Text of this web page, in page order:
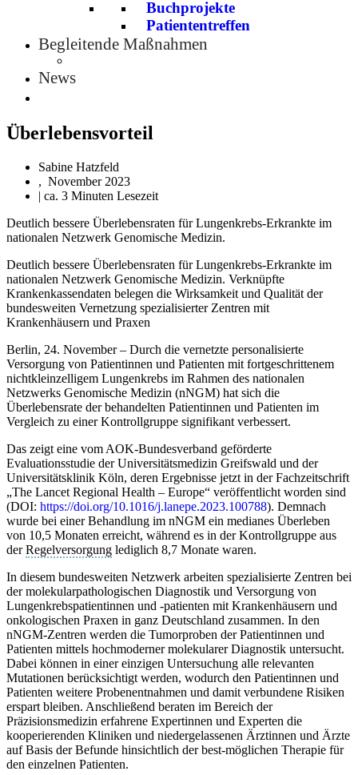
Buchprojekte
Patiententreffen
Begleitende Maßnahmen
News
Überlebensvorteil
Sabine Hatzfeld
, November 2023
| ca. 3 Minuten Lesezeit
Deutlich bessere Überlebensraten für Lungenkrebs-Erkrankte im
nationalen Netzwerk Genomische Medizin.
Deutlich bessere Überlebensraten für Lungenkrebs-Erkrankte im
nationalen Netzwerk Genomische Medizin. Verknüpfte
Krankenkassendaten belegen die Wirksamkeit und Qualität der
bundesweiten Vernetzung spezialisierter Zentren mit
Krankenhäusern und Praxen
Berlin, 24. November – Durch die vernetzte personalisierte
Versorgung von Patientinnen und Patienten mit fortgeschrittenem
nichtkleinzelligem Lungenkrebs im Rahmen des nationalen
Netzwerks Genomische Medizin (nNGM) hat sich die
Überlebensrate der behandelten Patientinnen und Patienten im
Vergleich zu einer Kontrollgruppe signifikant verbessert.
Das zeigt eine vom AOK-Bundesverband geförderte
Evaluationsstudie der Universitätsmedizin Greifswald und der
Universitätsklinik Köln, deren Ergebnisse jetzt in der Fachzeitschrift
„The Lancet Regional Health – Europe“ veröffentlicht worden sind
(DOI: https://doi.org/10.1016/j.lanepe.2023.100788). Demnach
wurde bei einer Behandlung im nNGM ein medianes Überleben
von 10,5 Monaten erreicht, während es in der Kontrollgruppe aus
derRegelversorgung lediglich 8,7 Monate waren.
In diesem bundesweiten Netzwerk arbeiten spezialisierte Zentren bei
der molekularpathologischen Diagnostik und Versorgung von
Lungenkrebspatientinnen und -patienten mit Krankenhäusern und
onkologischen Praxen in ganz Deutschland zusammen. In den
nNGM-Zentren werden die Tumorproben der Patientinnen und
Patienten mittels hochmoderner molekularer Diagnostik untersucht.
Dabei können in einer einzigen Untersuchung alle relevanten
Mutationen berücksichtigt werden, wodurch den Patientinnen und
Patienten weitere Probenentnahmen und damit verbundene Risiken
erspart bleiben. Anschließend beraten im Bereich der
Präzisionsmedizin erfahrene Expertinnen und Experten die
kooperierenden Kliniken und niedergelassenen Ärztinnen und Ärzte
auf Basis der Befunde hinsichtlich der best-möglichen Therapie für
den einzelnen Patienten.